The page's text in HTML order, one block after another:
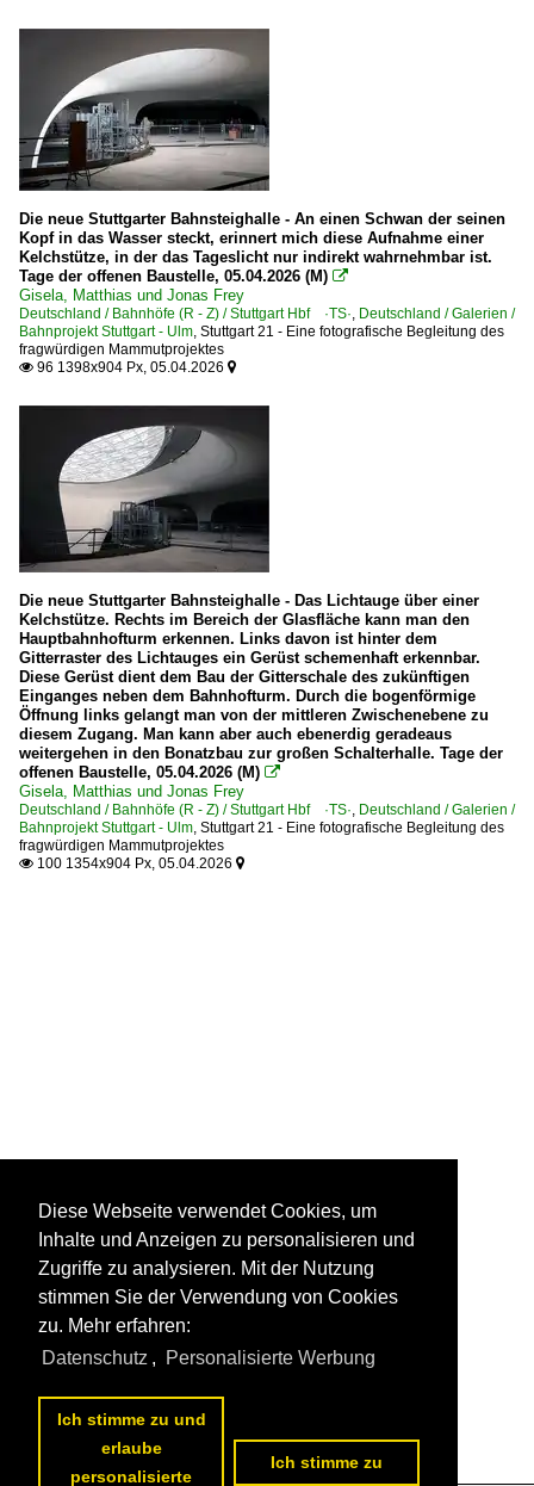
Die neue Stuttgarter Bahnsteighalle - An einen Schwan der seinen
Kopf in das Wasser steckt, erinnert mich diese Aufnahme einer
Kelchstütze, in der das Tageslicht nur indirekt wahrnehmbar ist.
Tage der offenen Baustelle, 05.04.2026 (M) 
Gisela, Matthias und Jonas Frey
Deutschland / Bahnhöfe (R - Z) / Stuttgart Hbf ·TS· Deutschland / Galerien /
Bahnprojekt Stuttgart - Ulm Stuttgart 21 - Eine fotografische Begleitung des
fragwürdigen Mammutprojektes
 96 1398x904 Px, 05.04.2026 
Die neue Stuttgarter Bahnsteighalle - Das Lichtauge über einer
Kelchstütze. Rechts im Bereich der Glasfläche kann man den
Hauptbahnhofturm erkennen. Links davon ist hinter dem
Gitterraster des Lichtauges ein Gerüst schemenhaft erkennbar.
Diese Gerüst dient dem Bau der Gitterschale des zukünftigen
Einganges neben dem Bahnhofturm. Durch die bogenförmige
Öffnung links gelangt man von der mittleren Zwischenebene zu
diesem Zugang. Man kann aber auch ebenerdig geradeaus
weitergehen in den Bonatzbau zur großen Schalterhalle. Tage der
offenen Baustelle, 05.04.2026 (M) 
Gisela, Matthias und Jonas Frey
Deutschland / Bahnhöfe (R - Z) / Stuttgart Hbf ·TS· Deutschland / Galerien /
Bahnprojekt Stuttgart - Ulm Stuttgart 21 - Eine fotografische Begleitung des
fragwürdigen Mammutprojektes
 100 1354x904 Px, 05.04.2026 
Diese Webseite verwendet Cookies, um
Inhalte und Anzeigen zu personalisieren und
Zugriffe zu analysieren. Mit der Nutzung
stimmen Sie der Verwendung von Cookies
zu. Mehr erfahren:
Datenschutz , Personalisierte Werbung
Ich stimme zu und
erlaube
personalisierte
Ich stimme zu